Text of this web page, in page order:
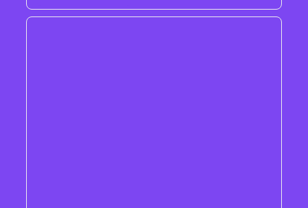
era:
es: